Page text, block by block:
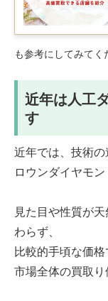
も参考にしてみてく
近年は人工
す
近年では、技術
ロウンダイヤモ
見た目や性質が
わらず、
比較的手頃な価
市場全体の買取り